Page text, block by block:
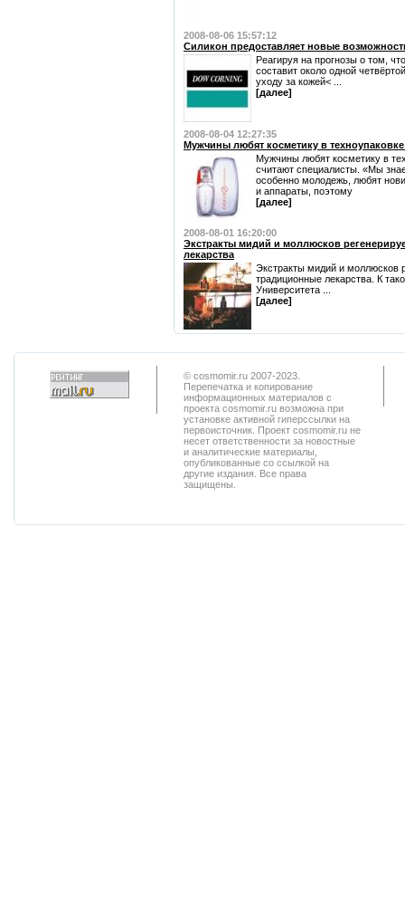
2008-08-06 15:57:12
Силикон предоставляет новые
Реагируя на прогнозы о том,
составит около одной
уходу за кожей< ...
[далее]
2008-08-04 12:27:35
Мужчины любят косметику в техноупаковке
Мужчины любят косметику в
считают специалисты. «Мы
особенно молодежь, любят
и аппараты, поэтому
[далее]
2008-08-01 16:20:00
Экстракты мидий и моллюсков
лекарства
Экстракты мидий и моллюсков
традиционные лекарства. К
Университета ...
[далее]
© cosmomir.ru 2007-2023.
Перепечатка и копирование
информационных материалов с
проекта cosmomir.ru возможна при
установке активной гиперссылки на
первоисточник. Проект cosmomir.ru не
несет ответственности за новостные
и аналитические материалы,
опубликованные со ссылкой на
другие издания. Все права
защищены.